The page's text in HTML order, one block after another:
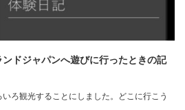
ドジャパンへ遊びに行ったときの記
ろ観光することにしました。どこに行こう